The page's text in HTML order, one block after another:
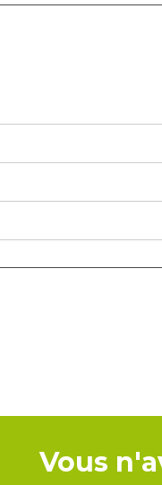
Vous